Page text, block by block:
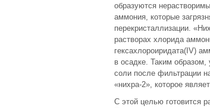
образуются
аммония, которые
перекристаллизации.
растворах хлорида
гексахлороиридата(IV)
в осадке. Таким
соли после фильтрации
«нихра‑2», которое
С этой целью готовится